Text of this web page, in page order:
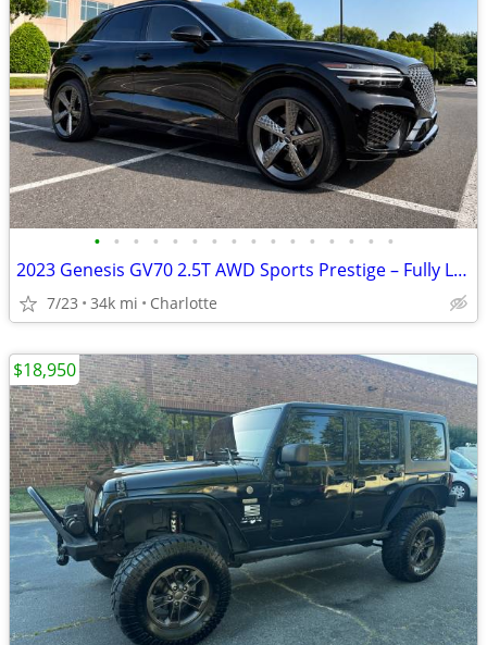
• • • • • • • • • • • • • • • •
2023 Genesis GV70 2.5T AWD Sports Prestige – Fully Loaded – Only 34k Miles
7/23 34k mi Charlotte
$18,950